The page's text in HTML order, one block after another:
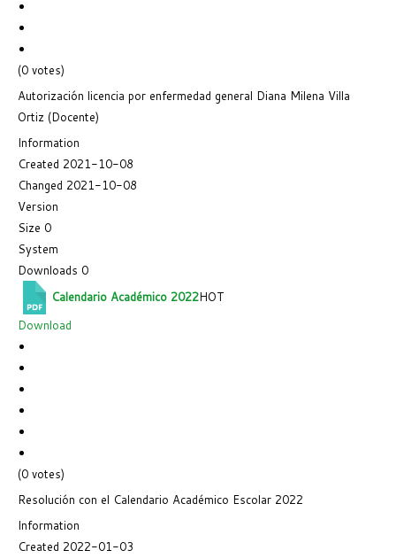
(0 votes)
Autorización licencia por enfermedad general Diana Milena Villa
Ortiz (Docente)
Information
Created 2021-10-08
Changed 2021-10-08
Version
Size 0
System
Downloads 0
Calendario Académico 2022HOT
Download
(0 votes)
Resolución con el Calendario Académico Escolar 2022
Information
Created 2022-01-03